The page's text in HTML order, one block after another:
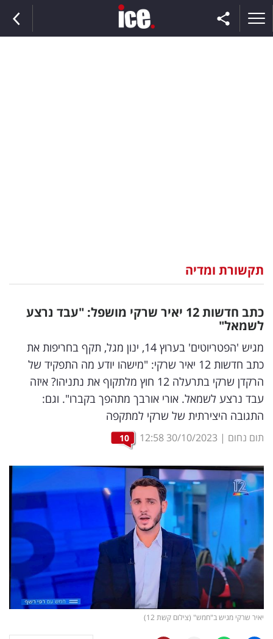
וצרכנות
דיגיטל
וטק
שיווק
ופרסום
משפט
ומחקרים
דעות
רכילות
עסקית
קריפטו
ויראלי
תקשורת ומדיה
כתב חדשות 12 יאיר שרקי מושפל: "עבד נרצע
לשמאל"
מגיש 'הפטריוטים' בערוץ 14, ינון מגל, תקף בחריפות את
כתב חדשות 12 יאיר שרקי: "מישהו יודע מה התפקיד של
הרקדן שרקי בתרעלה 12 חוץ מלתקוף את נתניהו? איזה
עבד נרצע לשמאל. אורי אורבך מתהפך בקברו". וגם:
התגובה היצירתית של שרקי למתקפה
תום נחום |
30/10/2023
12:58
10
יאיר שרקי מגיש ב"חמש" (צילום קשת 12)